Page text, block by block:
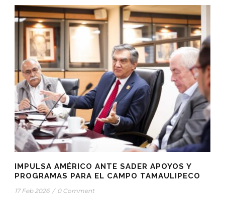
IMPULSA AMÉRICO ANTE SADER APOYOS Y
PROGRAMAS PARA EL CAMPO TAMAULIPECO
17 Feb 2026 / 0 Comment